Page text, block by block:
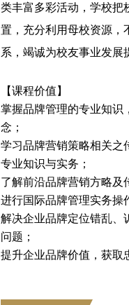
类丰富多彩活动，学校把
置，充分利用母校资源，
系，竭诚为校友事业发展
【课程价值】
掌握品牌管理的专业知识
念；
学习品牌营销策略相关之
专业知识与实务；
了解前沿品牌营销方略及
进行国际品牌管理实务操
解决企业品牌定位错乱、
问题；
提升企业品牌价值，获取